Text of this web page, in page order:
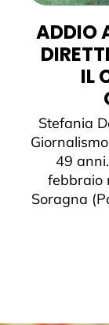
ADDIO
IL
Stefania
49
febbraio
Soragna